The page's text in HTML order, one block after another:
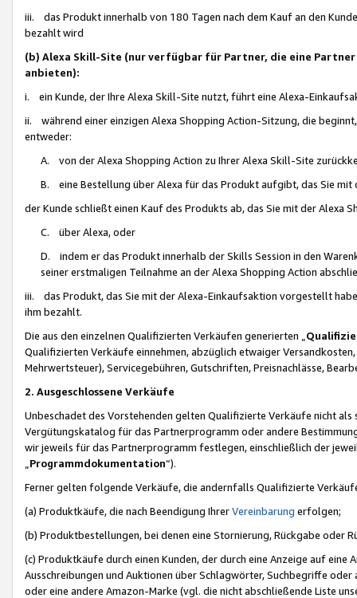
iii. das Produkt innerhalb von 180 Tagen nach dem Kauf an den
bezahlt wird
(b) Alexa Skill-Site (nur verfügbar für Partner, die eine
anbieten):
i. ein Kunde, der Ihre Alexa Skill-Site nutzt, führt eine Alexa-
ii. während einer einzigen Alexa Shopping Action-Sitzung, die
entweder:
A. von der Alexa Shopping Action zu Ihrer Alexa Skill-Site
B. eine Bestellung über Alexa für das Produkt aufgibt, das Sie mit
der Kunde schließt einen Kauf des Produkts ab, das Sie mit der Alexa
C. über Alexa, oder
D. indem er das Produkt innerhalb der Skills Session in den
seiner erstmaligen Teilnahme an der Alexa Shopping Action
iii. das Produkt, das Sie mit der Alexa-Einkaufsaktion vorgestellt
ihm bezahlt.
Die aus den einzelnen Qualifizierten Verkäufen generierten „
Qualifizierten Verkäufe einnehmen, abzüglich etwaiger
Mehrwertsteuer), Servicegebühren, Gutschriften, Preisnachlässe,
2. Ausgeschlossene Verkäufe
Unbeschadet des Vorstehenden gelten Qualifizierte Verkäufe nicht
Vergütungskatalog für das Partnerprogramm oder andere
wir jeweils für das Partnerprogramm festlegen, einschließlich der
Programmdokumentation“).
Ferner gelten folgende Verkäufe, die andernfalls Qualifizierte
(a) Produktkäufe, die nach Beendigung IhrerVereinbarung erfolgen;
(b) Produktbestellungen, bei denen eine Stornierung, Rückgabe oder
(c) Produktkäufe durch einen Kunden, der durch eine Anzeige auf
Ausschreibungen und Auktionen über Schlagwörter, Suchbegriffe
oder eine andere Amazon-Marke (vgl. die nicht abschließende Liste